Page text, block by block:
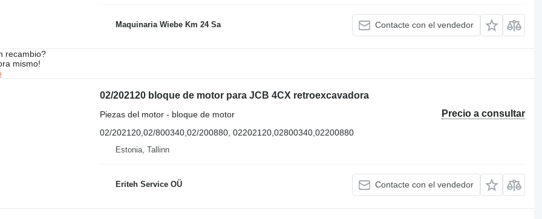
Maquinaria Wiebe Km 24 Sa Contacte con el vendedor
recambio?
mismo!
02/202120 bloque de motor para JCB 4CX retroexcavadora
Precio a consultar
Piezas del motor - bloque de motor
02/202120,02/800340,02/200880, 02202120,02800340,02200880
Estonia, Tallinn
Eriteh Service OÜ Contacte con el vendedor